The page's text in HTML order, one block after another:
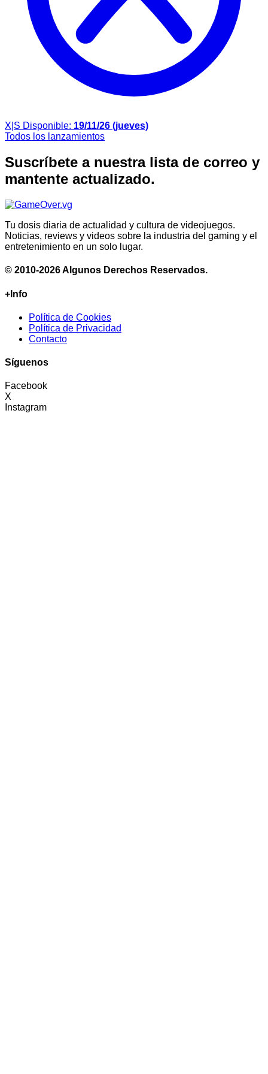
X|S Disponible: 19/11/26 (jueves)
Todos los lanzamientos
Suscríbete a nuestra lista de correo y
mantente actualizado.
Tu dosis diaria de actualidad y cultura de videojuegos.
Noticias, reviews y videos sobre la industria del gaming y el
entretenimiento en un solo lugar.
© 2010-2026 Algunos Derechos Reservados.
+Info
Política de Cookies
Política de Privacidad
Contacto
Síguenos
Facebook
X
Instagram